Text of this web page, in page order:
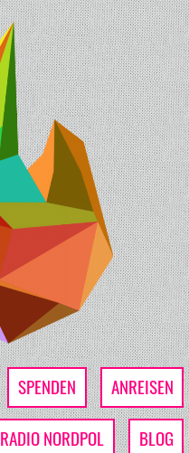
SPENDEN
ANREISEN
RADIO NORDPOL
BLOG